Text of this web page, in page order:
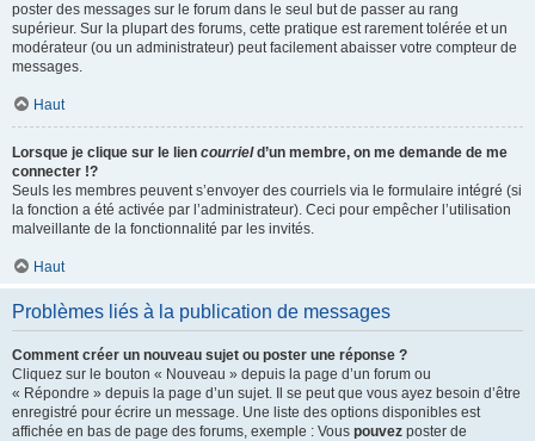
poster des messages sur le forum dans le seul but de passer au rang
supérieur. Sur la plupart des forums, cette pratique est rarement tolérée et un
modérateur (ou un administrateur) peut facilement abaisser votre compteur de
messages.
Haut
Lorsque je clique sur le lien courrield’un membre, on me demande de me
connecter !?
Seuls les membres peuvent s’envoyer des courriels via le formulaire intégré (si
la fonction a été activée par l’administrateur). Ceci pour empêcher l’utilisation
malveillante de la fonctionnalité par les invités.
Haut
Problèmes liés à la publication de messages
Comment créer un nouveau sujet ou poster une réponse ?
Cliquez sur le bouton « Nouveau » depuis la page d’un forum ou
« Répondre » depuis la page d’un sujet. Il se peut que vous ayez besoin d’être
enregistré pour écrire un message. Une liste des options disponibles est
affichée en bas de page des forums, exemple : Vous pouvez poster de